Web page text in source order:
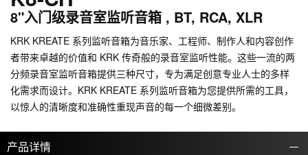
8"入门级录音室监听音箱 , BT, RCA, XLR
KRK KREATE 系列监听音箱为音乐家、工程师、制作人和内容创作
者带来卓越的价值和 KRK 传奇般的录音室监听性能。这些一流的两
分频录音室监听音箱提供三种尺寸，专为满足创意专业人士的多样
化需求而设计。KRK KREATE 系列监听音箱为您提供所需的工具，
以惊人的清晰度和准确性重现声音的每一个细微差别。
产品详情